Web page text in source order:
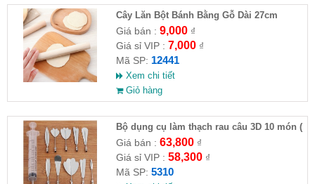
Cây Lăn Bột Bánh Bằng Gỗ Dài 27cm
Giá bán : 9,000₫
Giá sỉ VIP : 7,000₫
Mã SP: 12441
Xem chi tiết
Giỏ hàng
Bộ dụng cụ làm thạch rau câu 3D 10 món (
HĐ )
Giá bán : 63,800₫
Giá sỉ VIP : 58,300₫
Mã SP: 5310